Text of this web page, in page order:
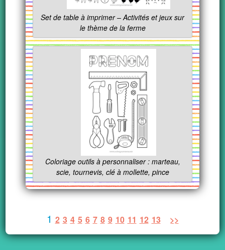
Set de table à imprimer – Activités et jeux sur
le thème de la ferme
Coloriage outils à personnaliser : marteau,
scie, tournevis, clé à mollette, pince
1 2 3 4 5 6 7 8 9 10 11 12 13 >>